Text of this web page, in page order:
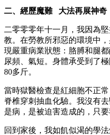
二、經歷魔難 大法再展神奇
二零零零年十一月，我因為
教。在勞教所邪惡的環境中
現嚴重病業狀態：胳膊和腿
尿頻、氣短。身體承受到了
80多斤。
當時獄醫檢查是紅細胞不正
脊椎穿刺抽血化驗。我沒有
是病，是被迫害造成的，只要
回到家後，我如飢似渴的學